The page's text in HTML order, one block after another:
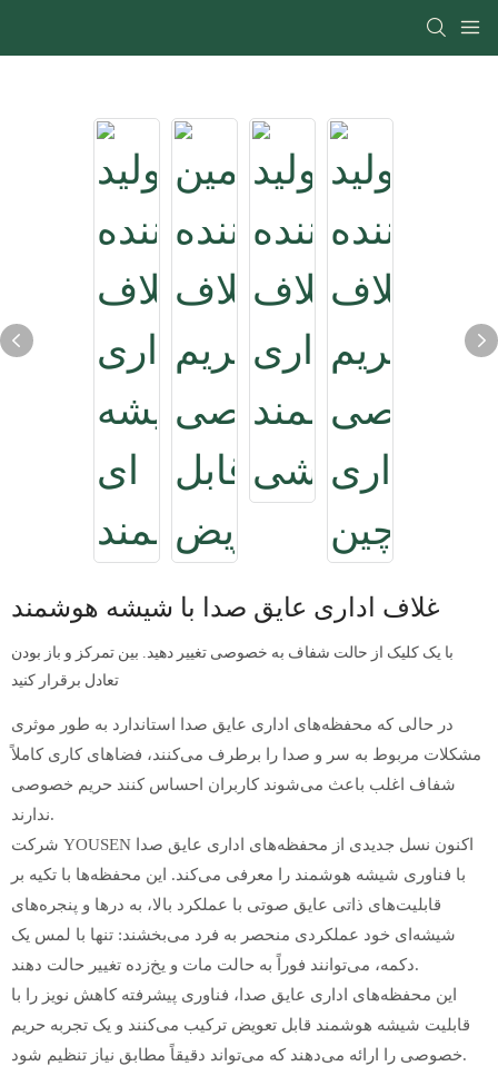
غلاف اداری عایق صدا با شیشه هوشمند
با یک کلیک از حالت شفاف به خصوصی تغییر دهید. بین تمرکز و باز بودن
تعادل برقرار کنید
در حالی که محفظه‌های اداری عایق صدا استاندارد به طور موثری
مشکلات مربوط به سر و صدا را برطرف می‌کنند، فضاهای کاری کاملاً
شفاف اغلب باعث می‌شوند کاربران احساس کنند حریم خصوصی
ندارند.
شرکت YOUSEN اکنون نسل جدیدی از محفظه‌های اداری عایق صدا
با فناوری شیشه هوشمند را معرفی می‌کند. این محفظه‌ها با تکیه بر
قابلیت‌های ذاتی عایق صوتی با عملکرد بالا، به درها و پنجره‌های
شیشه‌ای خود عملکردی منحصر به فرد می‌بخشند: تنها با لمس یک
دکمه، می‌توانند فوراً به حالت مات و یخ‌زده تغییر حالت دهند.
این محفظه‌های اداری عایق صدا، فناوری پیشرفته کاهش نویز را با
قابلیت شیشه هوشمند قابل تعویض ترکیب می‌کنند و یک تجربه حریم
خصوصی را ارائه می‌دهند که می‌تواند دقیقاً مطابق نیاز تنظیم شود.